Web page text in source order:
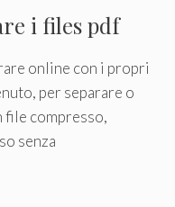
i files pdf
online con i propri
per separare o
file compresso,
senza